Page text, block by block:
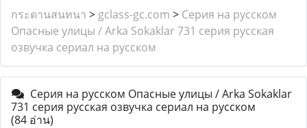
กระดานสนทนา > gclass-gc.com > Серия на русском
Опасные улицы / Arka Sokaklar 731 серия русская
озвучка сериал на русском
Серия на русском Опасные улицы / Arka Sokaklar
731 серия русская озвучка сериал на русском
(84 อ่าน)